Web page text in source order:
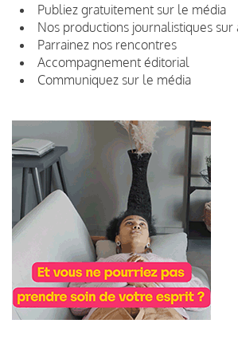
Publiez gratuitement sur le média
Nos productions journalistiques
Parrainez nos rencontres
Accompagnement éditorial
Communiquez sur le média